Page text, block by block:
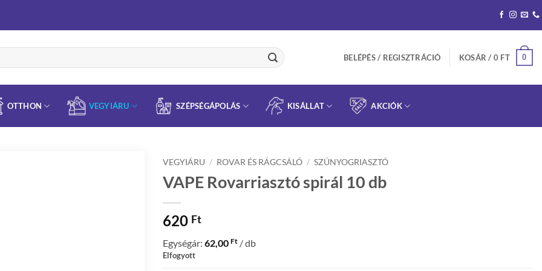
BELÉPÉS / REGISZTRÁCIÓ KOSÁR / 0 FT 0
OTTHON VEGYIÁRU SZÉPSÉGÁPOLÁS KISÁLLAT AKCIÓK
VEGYIÁRU / ROVAR ÉS RÁGCSÁLÓ / SZÚNYOGRIASZTÓ
VAPE Rovarriasztó spirál 10 db
620 Ft
Egységár: 62,00 Ft / db
Elfogyott